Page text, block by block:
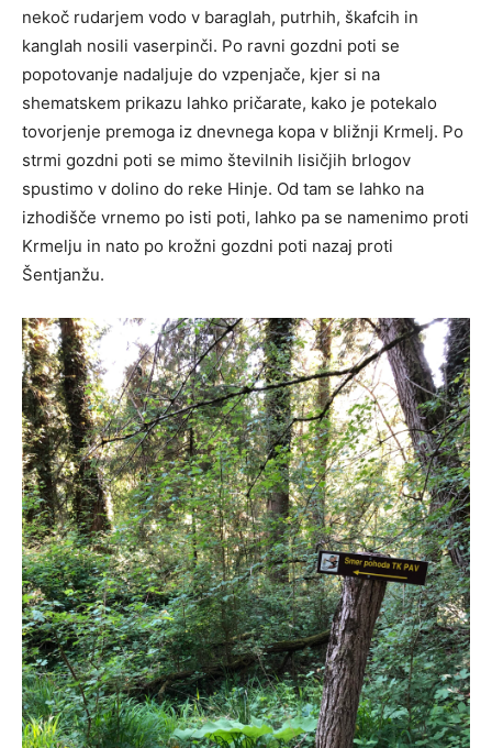
nekoč rudarjem vodo v baraglah, putrhih, škafcih in
kanglah nosili vaserpinči. Po ravni gozdni poti se
popotovanje nadaljuje do vzpenjače, kjer si na
shematskem prikazu lahko pričarate, kako je potekalo
tovorjenje premoga iz dnevnega kopa v bližnji Krmelj. Po
strmi gozdni poti se mimo številnih lisičjih brlogov
spustimo v dolino do reke Hinje. Od tam se lahko na
izhodišče vrnemo po isti poti, lahko pa se namenimo proti
Krmelju in nato po krožni gozdni poti nazaj proti
Šentjanžu.